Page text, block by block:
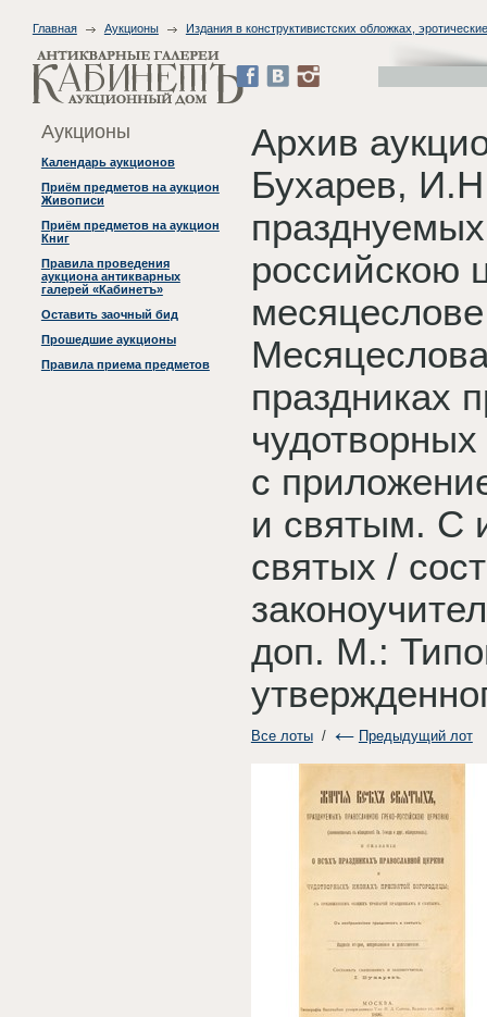
Главная Аукционы Издания в конструктивистских обложках,
Аукционы
Календарь аукционов
Приём предметов на аукцион
Живописи
Приём предметов на аукцион
Книг
Правила проведения
аукциона антикварных
галерей «Кабинетъ»
Оставить заочный бид
Прошедшие аукционы
Правила приема предметов
Архив
Бухарев,
российскою
праздниках
с
и святым. С
святых /
доп. М.:
Все лоты/ Предыдущий лот